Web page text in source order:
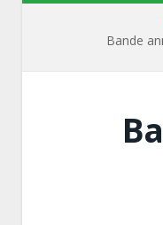
Bande